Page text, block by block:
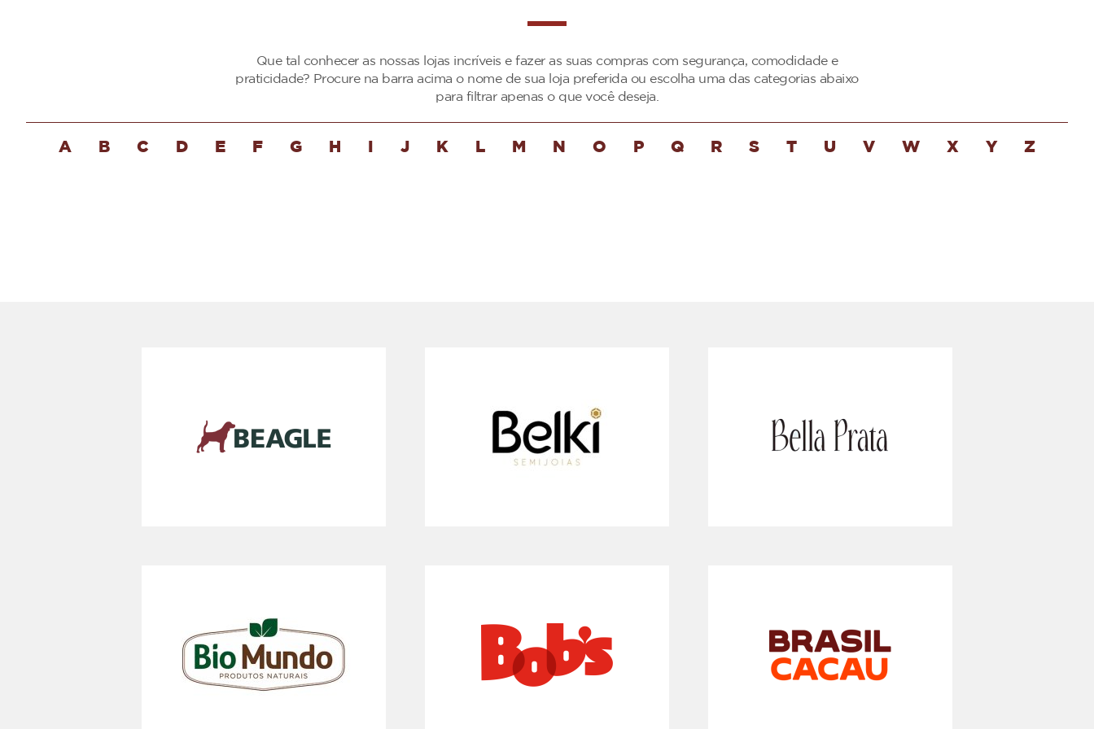
Que tal conhecer as nossas lojas incríveis e fazer as suas compras com segurança, comodidade e
praticidade? Procure na barra acima o nome de sua loja preferida ou escolha uma das categorias abaixo
para filtrar apenas o que você deseja.
A B C D E F G H J K L M N O P Q R S T U V W X Y Z